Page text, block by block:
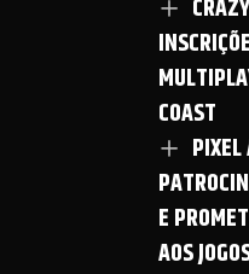
COAST
E
AOS